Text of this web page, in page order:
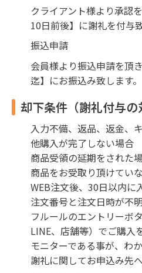
クライアント様より承認
10日前後】に謝礼を付与
振込申請
会員様より振込申請を頂
迄】にお振込み致します。
却下条件（謝礼付与の
入力不備、返品、返金、
他購入が完了しない場合
商品受領の延期をされた
商品をお受取り頂けてい
WEB注文後、30日以内に
注文番号と注文日時が不
フルールのエントリーボ
LINE、店舗等）でご購入
モニターである事が、わ
謝礼に関してお申込み先